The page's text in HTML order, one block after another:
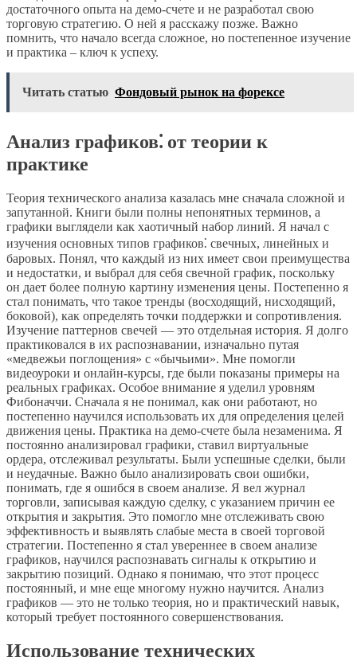
достаточного опыта на демо-счете и не разработал свою
торговую стратегию. О ней я расскажу позже. Важно
помнить, что начало всегда сложное, но постепенное изучение
и практика – ключ к успеху.
Читать статью Фондовый рынок на форексе
Анализ графиков⁚ от теории к
практике
Теория технического анализа казалась мне сначала сложной и
запутанной. Книги были полны непонятных терминов, а
графики выглядели как хаотичный набор линий. Я начал с
изучения основных типов графиков⁚ свечных, линейных и
баровых. Понял, что каждый из них имеет свои преимущества
и недостатки, и выбрал для себя свечной график, поскольку
он дает более полную картину изменения цены. Постепенно я
стал понимать, что такое тренды (восходящий, нисходящий,
боковой), как определять точки поддержки и сопротивления.
Изучение паттернов свечей — это отдельная история. Я долго
практиковался в их распознавании, изначально путая
«медвежьи поглощения» с «бычьими». Мне помогли
видеоуроки и онлайн-курсы, где были показаны примеры на
реальных графиках. Особое внимание я уделил уровням
Фибоначчи. Сначала я не понимал, как они работают, но
постепенно научился использовать их для определения целей
движения цены. Практика на демо-счете была незаменима. Я
постоянно анализировал графики, ставил виртуальные
ордера, отслеживал результаты. Были успешные сделки, были
и неудачные. Важно было анализировать свои ошибки,
понимать, где я ошибся в своем анализе. Я вел журнал
торговли, записывая каждую сделку, с указанием причин ее
открытия и закрытия. Это помогло мне отслеживать свою
эффективность и выявлять слабые места в своей торговой
стратегии. Постепенно я стал увереннее в своем анализе
графиков, научился распознавать сигналы к открытию и
закрытию позиций. Однако я понимаю, что этот процесс
постоянный, и мне еще многому нужно научится. Анализ
графиков — это не только теория, но и практический навык,
который требует постоянного совершенствования.
Использование технических